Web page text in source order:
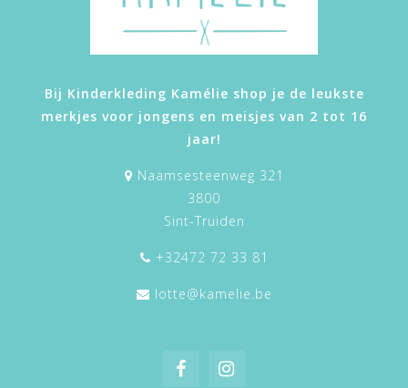
Bij Kinderkleding Kamélie shop je de leukste
merkjes voor jongens en meisjes van 2 tot 16
jaar!
Naamsesteenweg 321
3800
Sint-Truiden
+32472 72 33 81
lotte@kamelie.be